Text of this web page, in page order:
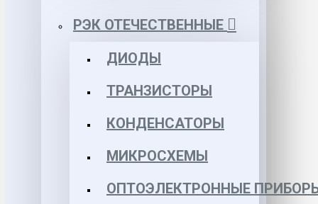
РЭК ОТЕЧЕСТВЕННЫЕ
ДИОДЫ
ТРАНЗИСТОРЫ
КОНДЕНСАТОРЫ
МИКРОСХЕМЫ
ОПТОЭЛЕКТРОННЫЕ